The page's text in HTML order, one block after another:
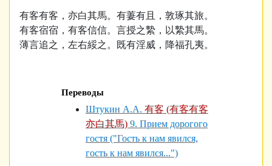
有客有客，亦白其馬。有萋有且，敦琢其旅。
有客宿宿，有客信信。言授之縶，以縶其馬。
薄言追之，左右綏之。既有淫威，降福孔夷。
Переводы
Штукин А.А. 有客 (有客有客
亦白其馬) 9. Прием дорогого
гостя ("Гость к нам явился,
гость к нам явился...")